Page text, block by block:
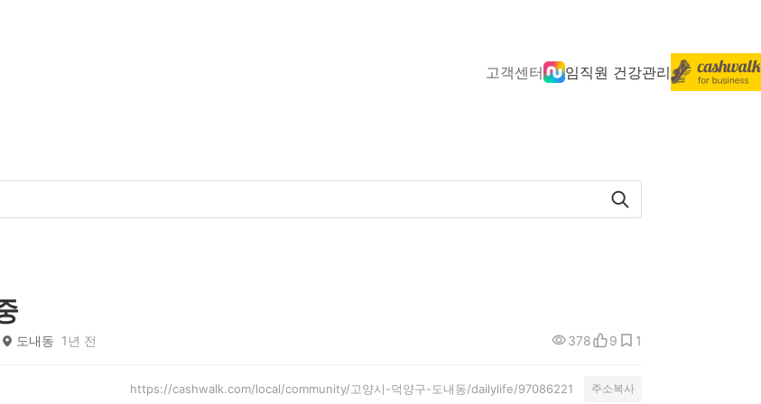
고객센터 임직원 건강관리
도내동 1년 전 378 9 1
https://cashwalk.com/local/community/고양시-덕양구-도내동/dailylife/97086221 주소복사